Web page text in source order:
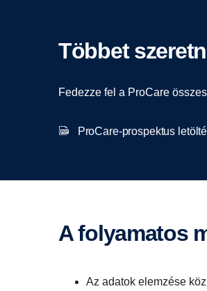
Többet
Fedezze fel a ProCare
ProCare-prospektus
A folyamatos
Az adatok elemzése